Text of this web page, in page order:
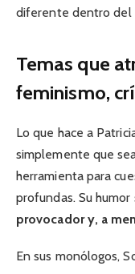
diferente dentro del
Temas que
feminismo,
Lo que hace a
simplemente que
herramienta para
profundas. Su
provocador y, a
En sus monólogos,